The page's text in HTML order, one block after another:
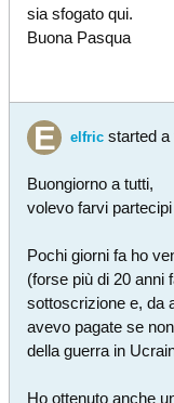
sia sfogato qui.
Buona Pasqua
elfric started a
Buongiorno a tutti,
volevo farvi
Pochi giorni fa ho
(forse più di 20 anni
sottoscrizione e, da
avevo pagate se
della guerra in
Ho ottenuto anche